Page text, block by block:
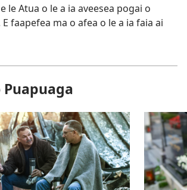
le Atua o le a ia aveesea pogai o
faapefea ma o afea o le a ia faia ai
Puapuaga